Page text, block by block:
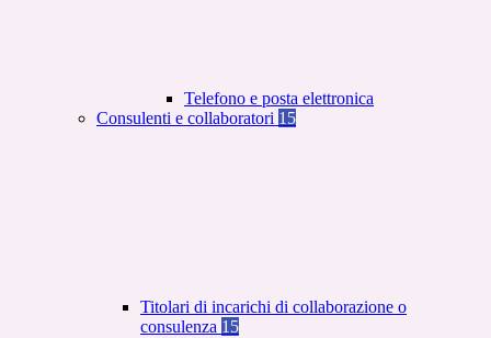
Telefono e posta elettronica
Consulenti e collaboratori 15
Titolari di incarichi di collaborazione o
consulenza 15